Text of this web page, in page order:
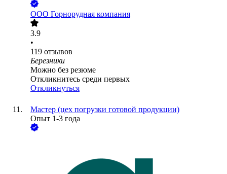
ООО Горнорудная компания
3.9
•
119 отзывов
Березники
Можно без резюме
Откликнитесь среди первых
Откликнуться
Мастер (цех погрузки готовой продукции)
Опыт 1-3 года